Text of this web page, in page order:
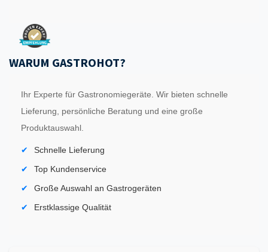
WARUM GASTROHOT?
Ihr Experte für Gastronomiegeräte. Wir bieten schnelle
Lieferung, persönliche Beratung und eine große
Produktauswahl.
Schnelle Lieferung
Top Kundenservice
Große Auswahl an Gastrogeräten
Erstklassige Qualität